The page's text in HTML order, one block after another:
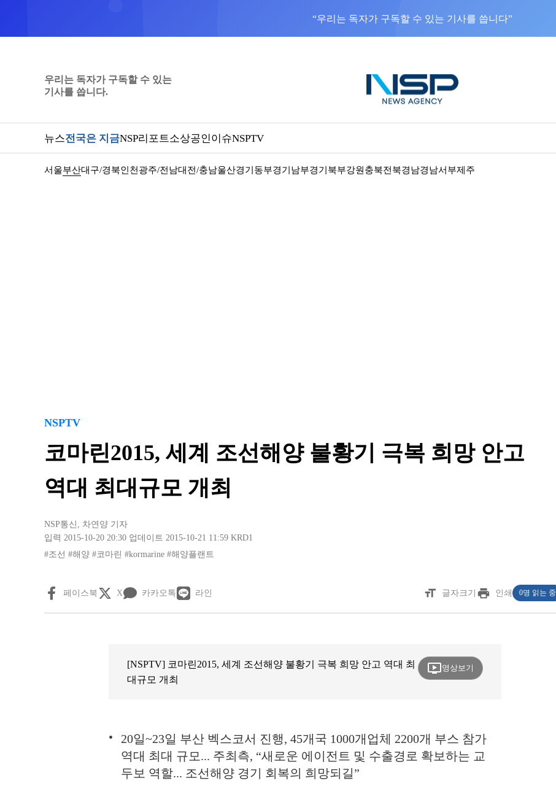
“우리는 독자가 구독할 수 있는 기사를 씁니다”
우리는 독자가 구독할 수 있는
기사를 씁니다.
뉴스전국은 지금NSP리포트소상공인이슈NSPTV
서울부산대구/경북인천 광주/전남대전/충남울산경기동부경기남부경기북부강원 충북전북경남경남서부제주
NSPTV
코마린2015, 세계 조선해양 불황기 극복 희망 안고
역대 최대규모 개최
NSP통신 , 차연양 기자
입력 2015-10-20 20:30 업데이트 2015-10-21 11:59 KRD1
#조선 #해양 #코마린 #kormarine #해양플랜트
페이스북 X 카카오톡 라인 format_size 글자크기 print 인쇄 0명 읽는 중
[NSPTV] 코마린2015, 세계 조선해양 불황기 극복 희망 안고 역대 최
대규모 개최
ondemand_video영상보기
20일~23일 부산 벡스코서 진행, 45개국 1000개업체 2200개 부스 참가
역대 최대 규모... 주최측, “새로운 에이전트 및 수출경로 확보하는 교
두보 역할... 조선해양 경기 회복의 희망되길”